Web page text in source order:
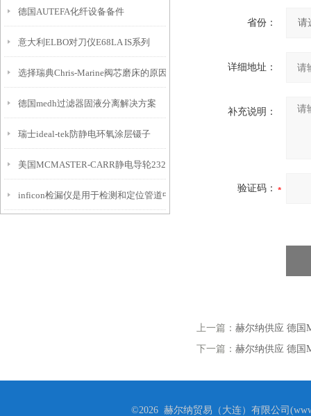
德国AUTEFA化纤设备备件
意大利ELBO对刀仪E68LA IS系列
选择瑞典Chris-Marine阀芯磨床的原因？
德国medh过滤器固液分离解决方案
瑞士ideal-tek防静电环氧涂层镊子
美国MCMASTER-CARR静电导轮2328T75介绍
inficon检漏仪是用于检测和定位管道中泄漏点的仪器
省份：
详细地址：
补充说明：
验证码：
上一篇： 赫尔纳供应 德国
下一篇： 赫尔纳供应 德国
©2026 赫尔纳贸易（大连）有限公司